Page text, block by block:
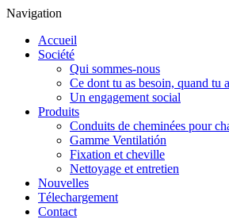
Navigation
Accueil
Société
Qui sommes-nous
Ce dont tu as besoin, quand tu
Un engagement social
Produits
Conduits de cheminées pour
Gamme Ventilatión
Fixation et cheville
Nettoyage et entretien
Nouvelles
Télechargement
Contact